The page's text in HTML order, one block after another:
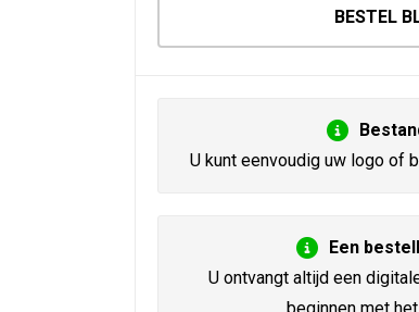
BESTEL
U kunt eenvoudig uw logo of
Een
U ontvangt altijd een